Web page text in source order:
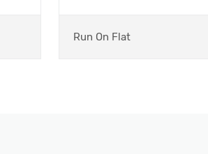
Run On Flat